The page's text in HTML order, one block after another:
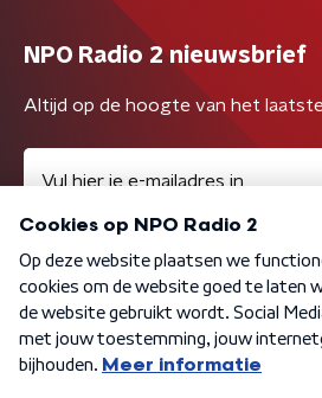
NPO Radio 2 nieuwsbrief
Altijd op de hoogte van het
Algemene voorwaarden